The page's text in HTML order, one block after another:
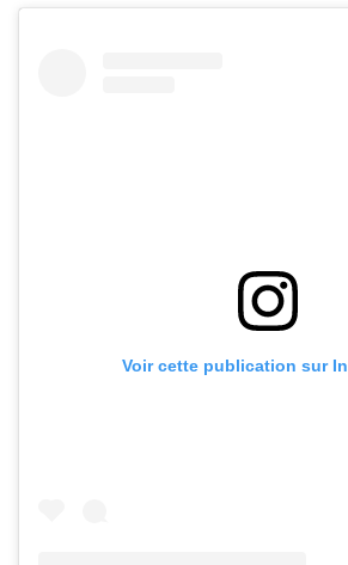
Voir cette publication sur